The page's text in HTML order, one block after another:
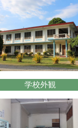
学校外観